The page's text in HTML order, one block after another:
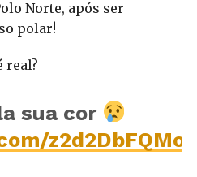
Norte, após ser
polar!
real?
sua cor
z2d2DbFQMo